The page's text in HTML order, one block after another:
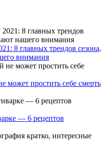
8 главных трендов сезона,
внимания
может простить себе смерть
— 6 рецептов